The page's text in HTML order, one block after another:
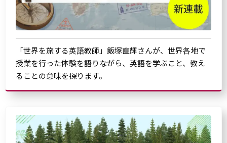
「世界を旅する英語教師」飯塚直輝さんが、世界各地で
授業を行った体験を語りながら、英語を学ぶこと、教え
ることの意味を探ります。